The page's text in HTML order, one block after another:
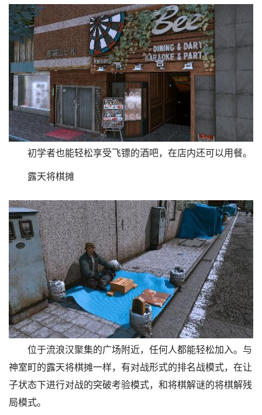
初学者也能轻松享受飞镖的酒吧，在店内还可以用餐。
露天将棋摊
位于流浪汉聚集的广场附近，任何人都能轻松加入。与
神室町的露天将棋摊一样，有对战形式的排名战模式，在让
子状态下进行对战的突破考验模式，和将棋解谜的将棋解残
局模式。